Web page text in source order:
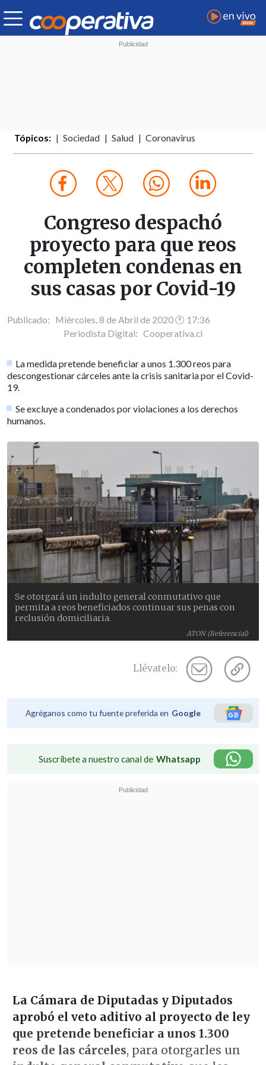
Tópicos: Sociedad Salud Coronavirus
Congreso despachó
proyecto para que reos
completen condenas en
sus casas por Covid-19
Publicado: Miércoles, 8 de Abril de 2020 🕐 17:36
Periodista Digital: Cooperativa.cl
La medida pretende beneficiar a unos 1.300 reos para
descongestionar cárceles ante la crisis sanitaria por el Covid-
19.
Se excluye a condenados por violaciones a los derechos
humanos.
ATON (Referencial)
Se otorgará un indulto general conmutativo que
permita a reos beneficiados continuar sus penas con
reclusión domiciliaria.
Llévatelo:
Agréganos como tu fuente preferida en Google
Suscríbete a nuestro canal de Whatsapp
La Cámara de Diputadas y Diputados
aprobó el veto aditivo al proyecto de ley
que pretende beneficiar a unos 1.300
reos de las cárceles, para otorgarles un